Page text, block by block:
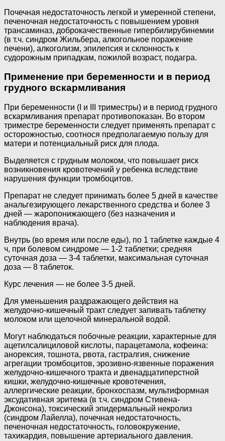
Почечная недостаточность легкой и умеренной степени,
печеночная недостаточность с повышением уровня
трансаминаз, доброкачественные гипербилирубинемии
(в т.ч. синдром Жильбера, алкогольное поражение
печени), алкоголизм, эпилепсия и склонность к
судорожным припадкам, пожилой возраст, подагра.
Применение при беременности и в период
грудного вскармливания
При беременности (I и III триместры) и в период грудного
вскармливания препарат противопоказан. Во втором
триместре беременности следует применять препарат с
осторожно­стью, соотнося предполагаемую пользу для
матери и потенциальный риск для плода.
Выделяется с грудным молоком, что повышает риск
возникновения кровотечений у ребенка вследствие
нарушения функции тромбоцитов.
Препарат не следует принимать более 5 дней в качестве
анальгезирующего лекарственного средства и более 3
дней — жаропонижающего (без назначения и
наблюдения врача).
Внутрь (во время или после еды), по 1 таблетке каждые 4
ч, при болевом синдроме — 1-2 таблетки; средняя
суточная доза — 3-4 таблетки, максимальная суточная
доза — 8 таблеток.
Курс лечения — не более 3-5 дней.
Для уменьшения раздражающего действия на
желудочно-кишечный тракт следует запивать таблетку
молоком или щелочной минеральной водой.
Могут наблюдаться побочные реакции, характерные для
ацетилсалициловой кислоты, парацетамола, кофеина:
анорексия, тошнота, рвота, гастралгия, снижение
агрегации тромбоцитов, эрозивно-язвенные поражения
желудочно-кишечного тракта и двенадца­типерстной
кишки, желудочно-кишечные кровотечения,
аллергические реакции, бронхоспазм, мультиформная
эксудативная эритема (в т.ч. синдром Стивена-
Джонсона), токсический эпидермальный некролиз
(синдром Лайелла), почечная недостаточность,
печеночная недостаточность, головокружение,
тахикардия, повышение артериального давления.